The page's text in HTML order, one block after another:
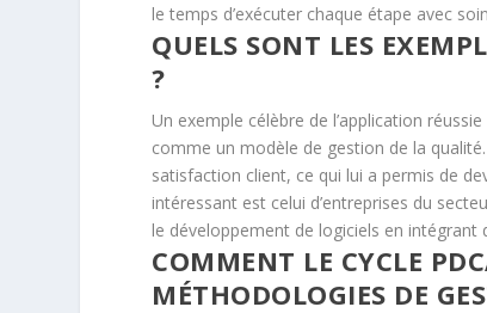
le temps d’exécuter chaque étape avec
QUELS SONT LES
?
Un exemple célèbre de l’application
comme un modèle de gestion de la
satisfaction client, ce qui lui a permis de
intéressant est celui d’entreprises du
le développement de logiciels en
COMMENT LE CYCLE
MÉTHODOLOGIES DE